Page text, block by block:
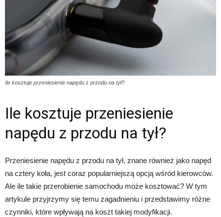
Ile kosztuje przeniesienie napędu z przodu na tył?
Ile kosztuje przeniesienie
napędu z przodu na tył?
Przeniesienie napędu z przodu na tył, znane również jako napęd
na cztery koła, jest coraz popularniejszą opcją wśród kierowców.
Ale ile takie przerobienie samochodu może kosztować? W tym
artykule przyjrzymy się temu zagadnieniu i przedstawimy różne
czynniki, które wpływają na koszt takiej modyfikacji.